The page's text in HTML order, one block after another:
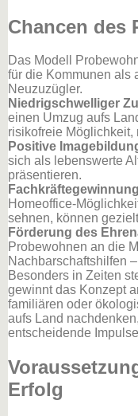
Chancen des
Das Modell
für die Kommunen als
Neuzuzügler.
Niedrigschwelliger
einen Umzug aufs
risikofreie
Positive
sich als lebenswerte
präsentieren.
Homeoffice-
sehnen, können
Förderung des
Probewohnen an die
Nachbarschaftshilfen
Besonders in Zeiten
gewinnt das Konzept
familiären oder
aufs Land
entscheidende
Erfolg